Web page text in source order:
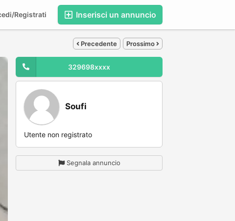
Inserisci un annuncio
Registrati
Precedente Prossimo
329698xxxx
Soufi
Utente non registrato
Segnala annuncio